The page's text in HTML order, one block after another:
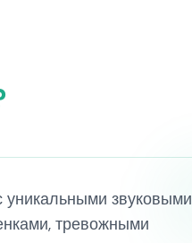
звуковыми
тревожными